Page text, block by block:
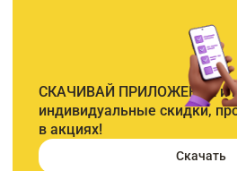
СКАЧИВАЙ ПРИЛОЖЕНИЕ и
индивидуальные скидки,
в акциях!
Скачать